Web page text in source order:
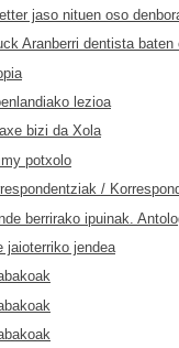
jaso nituen oso
Aranberri dentista baten
lezioa
bizi da Xola
potxolo
/
berrirako ipuinak.
jaioterriko jendea